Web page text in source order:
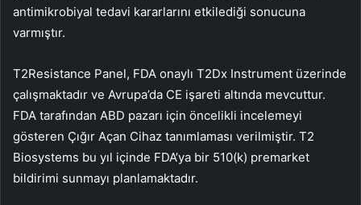
antimikrobiyal tedavi kararlarını etkilediği sonucuna
varmıştır.
T2Resistance Panel, FDA onaylı T2Dx Instrument üzerinde
çalışmaktadır ve Avrupa’da CE işareti altında mevcuttur.
FDA tarafından ABD pazarı için öncelikli incelemeyi
gösteren Çığır Açan Cihaz tanımlaması verilmiştir. T2
Biosystems bu yıl içinde FDA’ya bir 510(k) premarket
bildirimi sunmayı planlamaktadır.